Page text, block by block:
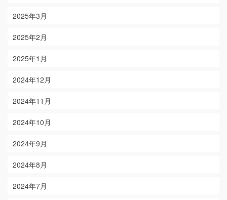
2025年3月
2025年2月
2025年1月
2024年12月
2024年11月
2024年10月
2024年9月
2024年8月
2024年7月